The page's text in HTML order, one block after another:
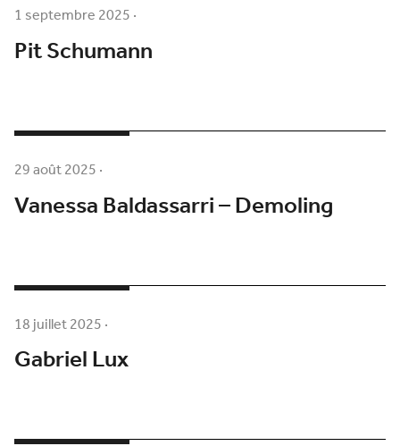
1 septembre 2025·
Pit Schumann
29 août 2025·
Vanessa Baldassarri – Demoling
18 juillet 2025·
Gabriel Lux